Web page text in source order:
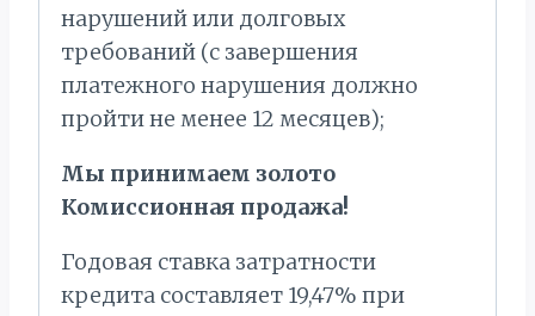
нарушений или долговых
требований (с завершения
платежного нарушения должно
пройти не менее 12 месяцев);
Мы принимаем золото
Комиссионная продажа!
Годовая ставка затратности
кредита составляет 19,47% при